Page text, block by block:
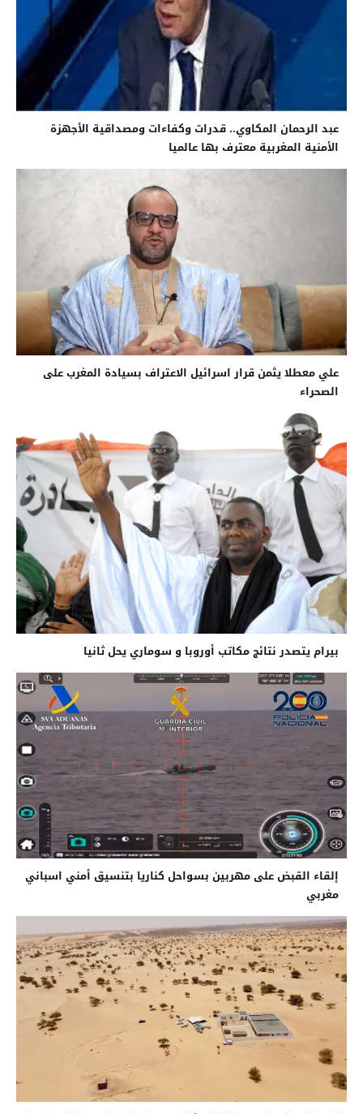
عبد الرحمان المكاوي.. قدرات وكفاءات ومصداقية الأجهزة
الأمنية المغربية معترف بها عالميا
علي معطلا يثمن قرار اسرائيل الاعتراف بسيادة المغرب على
الصحراء
بيرام يتصدر نتائج مكاتب أوروبا و سوماري يحل ثانيا
إلقاء القبض على مهربين بسواحل كناريا بتنسيق أمني اسباني
مغربي